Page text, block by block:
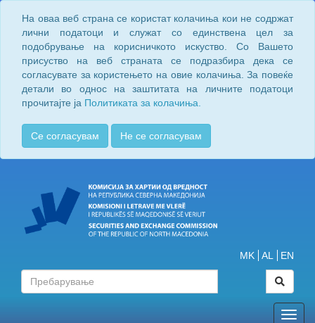
На оваа веб страна се користат колачиња кои не содржат
лични податоци и служат со единствена цел за
подобрување на корисничкото искуство. Со Вашето
присуство на веб страната се подразбира дека се
согласувате за користењето на овие колачиња. За повеќе
детали во однос на заштитата на личните податоци
прочитајте ја Политиката за колачиња.
Се согласувам Не се согласувам
MK AL EN